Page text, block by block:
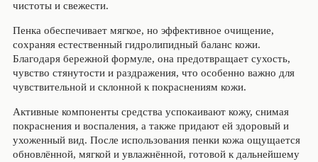
чистоты и свежести.
Пенка обеспечивает мягкое, но эффективное очищение,
сохраняя естественный гидролипидный баланс кожи.
Благодаря бережной формуле, она предотвращает сухость,
чувство стянутости и раздражения, что особенно важно для
чувствительной и склонной к покраснениям кожи.
Активные компоненты средства успокаивают кожу, снимая
покраснения и воспаления, а также придают ей здоровый и
ухоженный вид. После использования пенки кожа ощущается
обновлённой, мягкой и увлажнённой, готовой к дальнейшему